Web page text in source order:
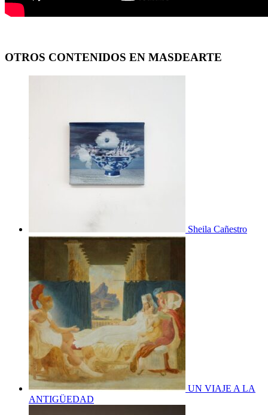
OTROS CONTENIDOS EN MASDEARTE
Sheila Cañestro
UN VIAJE A LA
ANTIGÜEDAD